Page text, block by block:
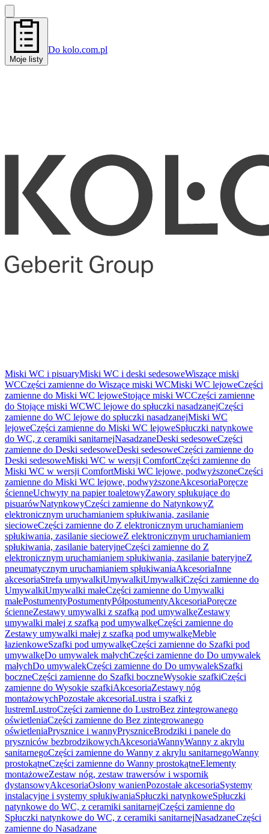
Moje listy
Do kolo.com.pl
Miski WC i pisuaryMiski WC i deski sedesoweWiszące miski
WCCzęści zamienne do Wiszące miski WCMiski WC lejoweCzęści
zamienne do Miski WC lejoweStojące miski WCCzęści zamienne
do Stojące miski WCWC lejowe do spłuczki nasadzanejCzęści
zamienne do WC lejowe do spłuczki nasadzanejMiski WC
lejoweCzęści zamienne do Miski WC lejoweSpłuczki natynkowe
do WC, z ceramiki sanitarnejNasadzaneDeski sedesoweCzęści
zamienne do Deski sedesoweDeski sedesoweCzęści zamienne do
Deski sedesoweMiski WC w wersji ComfortCzęści zamienne do
Miski WC w wersji ComfortMiski WC lejowe, podwyższoneCzęści
zamienne do Miski WC lejowe, podwyższoneAkcesoriaPoręcze
ścienneUchwyty na papier toaletowyZawory spłukujące do
pisuarówNatynkowyCzęści zamienne do NatynkowyZ
elektronicznym uruchamianiem spłukiwania, zasilanie
siecioweCzęści zamienne do Z elektronicznym uruchamianiem
spłukiwania, zasilanie siecioweZ elektronicznym uruchamianiem
spłukiwania, zasilanie bateryjneCzęści zamienne do Z
elektronicznym uruchamianiem spłukiwania, zasilanie bateryjneZ
pneumatycznym uruchamianiem spłukiwaniaAkcesoriaInne
akcesoriaStrefa umywalkiUmywalkiUmywalkiCzęści zamienne do
UmywalkiUmywalki małeCzęści zamienne do Umywalki
małePostumentyPostumentyPółpostumentyAkcesoriaPoręcze
ścienneZestawy umywalki z szafką pod umywalkęZestawy
umywalki małej z szafką pod umywalkęCzęści zamienne do
Zestawy umywalki małej z szafką pod umywalkęMeble
łazienkoweSzafki pod umywalkęCzęści zamienne do Szafki pod
umywalkęDo umywalek małychCzęści zamienne do Do umywalek
małychDo umywalekCzęści zamienne do Do umywalekSzafki
boczneCzęści zamienne do Szafki boczneWysokie szafkiCzęści
zamienne do Wysokie szafkiAkcesoriaZestawy nóg
montażowychPozostałe akcesoriaLustra i szafki z
lustremLustroCzęści zamienne do LustroBez zintegrowanego
oświetleniaCzęści zamienne do Bez zintegrowanego
oświetleniaPrysznice i wannyPryszniceBrodziki i panele do
pryszniców bezbrodzikowychAkcesoriaWannyWanny z akrylu
sanitarnegoCzęści zamienne do Wanny z akrylu sanitarnegoWanny
prostokątneCzęści zamienne do Wanny prostokątneElementy
montażoweZestaw nóg, zestaw trawersów i wspornik
dystansowyAkcesoriaOsłony wanienPozostałe akcesoriaSystemy
instalacyjne i systemy spłukiwaniaSpłuczki natynkoweSpłuczki
natynkowe do WC, z ceramiki sanitarnejCzęści zamienne do
Spłuczki natynkowe do WC, z ceramiki sanitarnejNasadzaneCzęści
zamienne do Nasadzane